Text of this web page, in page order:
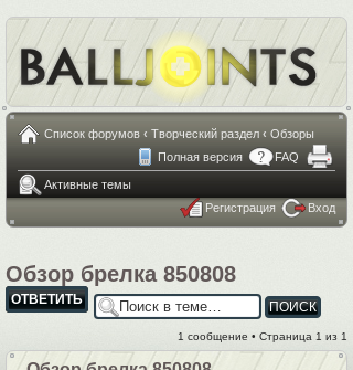
Список форумов ‹ Творческий раздел ‹ Обзоры
FAQ
Полная версия
Активные темы
Регистрация
Вход
Обзор брелка 850808
ОТВЕТИТЬ
1 сообщение • Страница 1 из 1